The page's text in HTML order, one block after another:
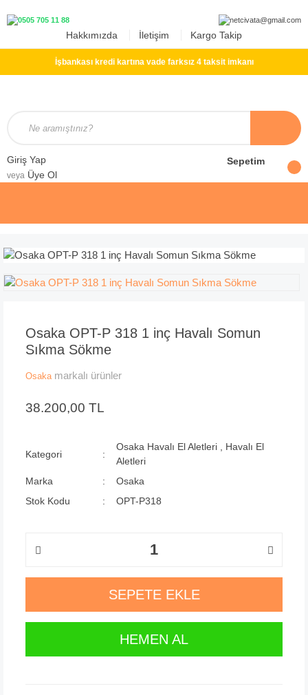
Hakkımızda İletişim Kargo Takip
İşbankası kredi kartına vade farksız 4 taksit imkanı
Giriş Yap
veya Üye Ol
Sepetim
Osaka OPT-P 318 1 inç Havalı Somun
Sıkma Sökme
Osaka markalı ürünler
38.200,00 TL
Kategori
Osaka Havalı El Aletleri
Havalı El
Aletleri
Marka
Osaka
Stok Kodu
OPT-P318
SEPETE EKLE
HEMEN AL